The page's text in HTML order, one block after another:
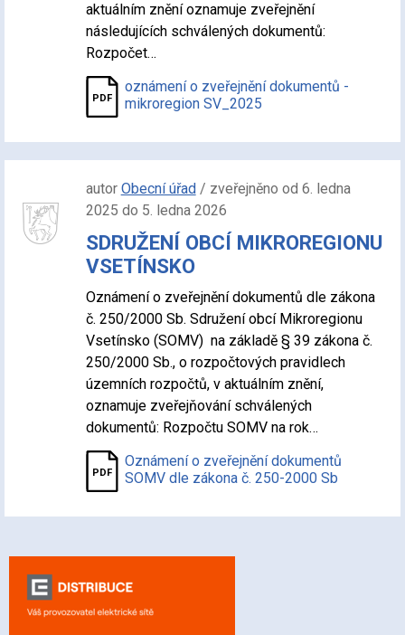
aktuálním znění oznamuje zveřejnění
následujících schválených dokumentů:
Rozpočet…
oznámení o zveřejnění dokumentů -
mikroregion SV_2025
autor Obecní úřad/ zveřejněno od 6. ledna
2025 do 5. ledna 2026
SDRUŽENÍ OBCÍ MIKROREGIONU
VSETÍNSKO
Oznámení o zveřejnění dokumentů dle zákona
č. 250/2000 Sb. Sdružení obcí Mikroregionu
Vsetínsko (SOMV) na základě § 39 zákona č.
250/2000 Sb., o rozpočtových pravidlech
územních rozpočtů, v aktuálním znění,
oznamuje zveřejňování schválených
dokumentů: Rozpočtu SOMV na rok…
Oznámení o zveřejnění dokumentů
SOMV dle zákona č. 250-2000 Sb